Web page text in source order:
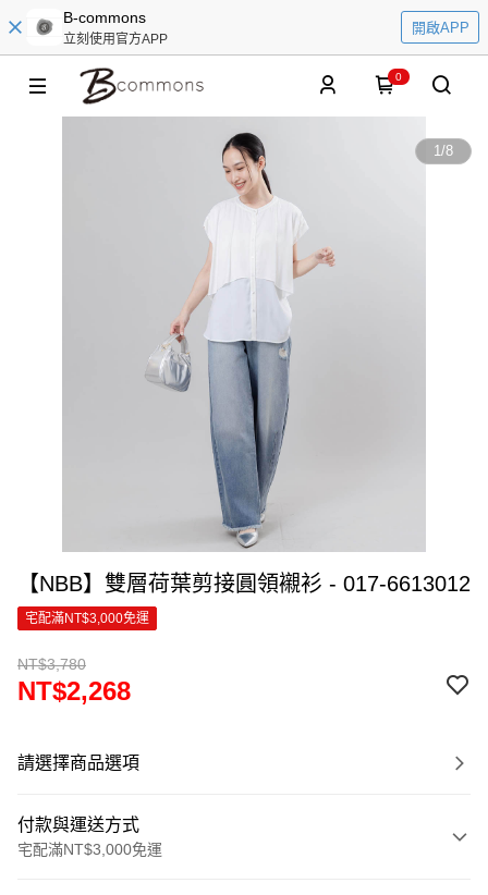
B-commons
立刻使用官方APP
開啟APP
0
1/8
【NBB】雙層荷葉剪接圓領襯衫 - 017-6613012
宅配滿NT$3,000免運
NT$3,780
NT$2,268
請選擇商品選項
付款與運送方式
宅配滿NT$3,000免運